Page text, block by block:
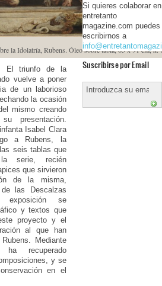
la Idolatría, Rubens. Óleo sobre tabla, 65 x 91 cm,
El triunfo de la
vuelve a poner
de un laborioso
la ocasión
mismo creando
presentación.
Isabel Clara
a Rubens, la
seis tablas que
serie, recién
que sirvieron
de la misma,
las Descalzas
se
y textos que
proyecto y el
al que han
Mediante
recuperado
y se
en el
Si quieres colaborar en
entretanto
magazine.com puedes
escribirnos a
Suscribirse por Email